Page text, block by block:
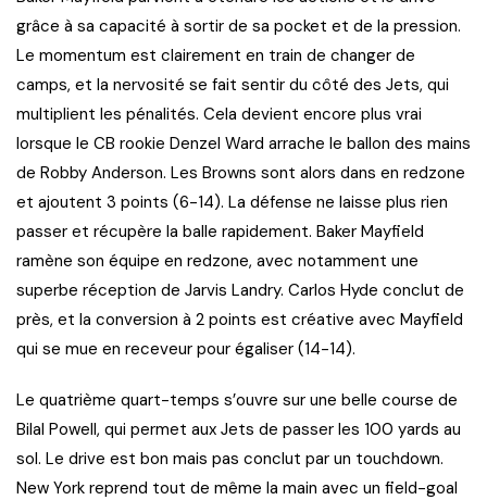
grâce à sa capacité à sortir de sa pocket et de la pression.
Le momentum est clairement en train de changer de
camps, et la nervosité se fait sentir du côté des Jets, qui
multiplient les pénalités. Cela devient encore plus vrai
lorsque le CB rookie Denzel Ward arrache le ballon des mains
de Robby Anderson. Les Browns sont alors dans en redzone
et ajoutent 3 points (6-14). La défense ne laisse plus rien
passer et récupère la balle rapidement. Baker Mayfield
ramène son équipe en redzone, avec notamment une
superbe réception de Jarvis Landry. Carlos Hyde conclut de
près, et la conversion à 2 points est créative avec Mayfield
qui se mue en receveur pour égaliser (14-14).
Le quatrième quart-temps s’ouvre sur une belle course de
Bilal Powell, qui permet aux Jets de passer les 100 yards au
sol. Le drive est bon mais pas conclut par un touchdown.
New York reprend tout de même la main avec un field-goal